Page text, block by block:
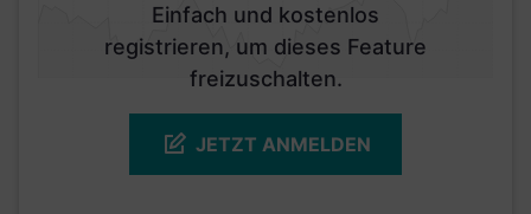
Einfach und kostenlos
registrieren, um dieses Feature
freizuschalten.
JETZT ANMELDEN